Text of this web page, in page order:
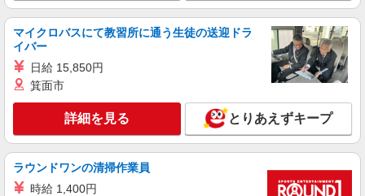
タッフ★＠石巻市
時給1350円〜2062円 ＜日払い有/週払い有/交
キープ 詳細を見る
株式会社kotrio /●SD-H-1993218
石巻市｜シニア向けマンションで夜勤専従＊暮
マイクロバスにて教習所に通う生徒の送迎ドラ
イバー
日給 15,850円
箕面市
詳細を見る とりあえずキープ
ラウンドワンの清掃作業員
時給 1,400円